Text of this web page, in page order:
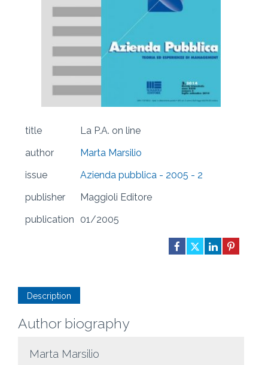
title
La P.A. on line
author
Marta Marsilio
issue
Azienda pubblica - 2005 - 2
publisher
Maggioli Editore
publication
01/2005
Description
Author biography
Marta Marsilio